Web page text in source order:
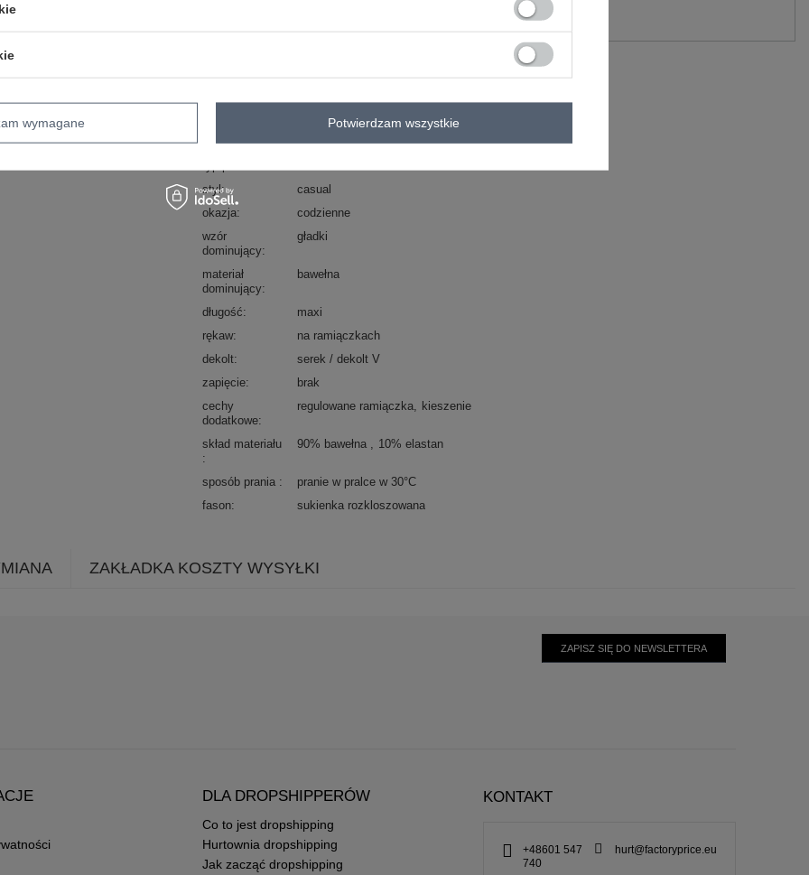
RV-SK-A1088.29
Marka
RUE PARIS
styl
casual
okazja
codzienne
wzór
dominujący
gładki
materiał
dominujący
bawełna
długość
maxi
rękaw
na ramiączkach
dekolt
serek / dekolt V
zapięcie
brak
cechy
dodatkowe
regulowane ramiączka kieszenie
skład materiału 90% bawełna 10% elastan
sposób prania
pranie w pralce w 30°C
fason
sukienka rozkloszowana
ZAKŁADKA KOSZTY WYSYŁKI
ZAPISZ SIĘ DO NEWSLETTERA
DLA DROPSHIPPERÓW
Co to jest dropshipping
Hurtownia dropshipping
Jak zacząć dropshipping
KONTAKT
+48601 547
740
hurt@factoryprice.eu
wymagane Potwierdzam wszystkie